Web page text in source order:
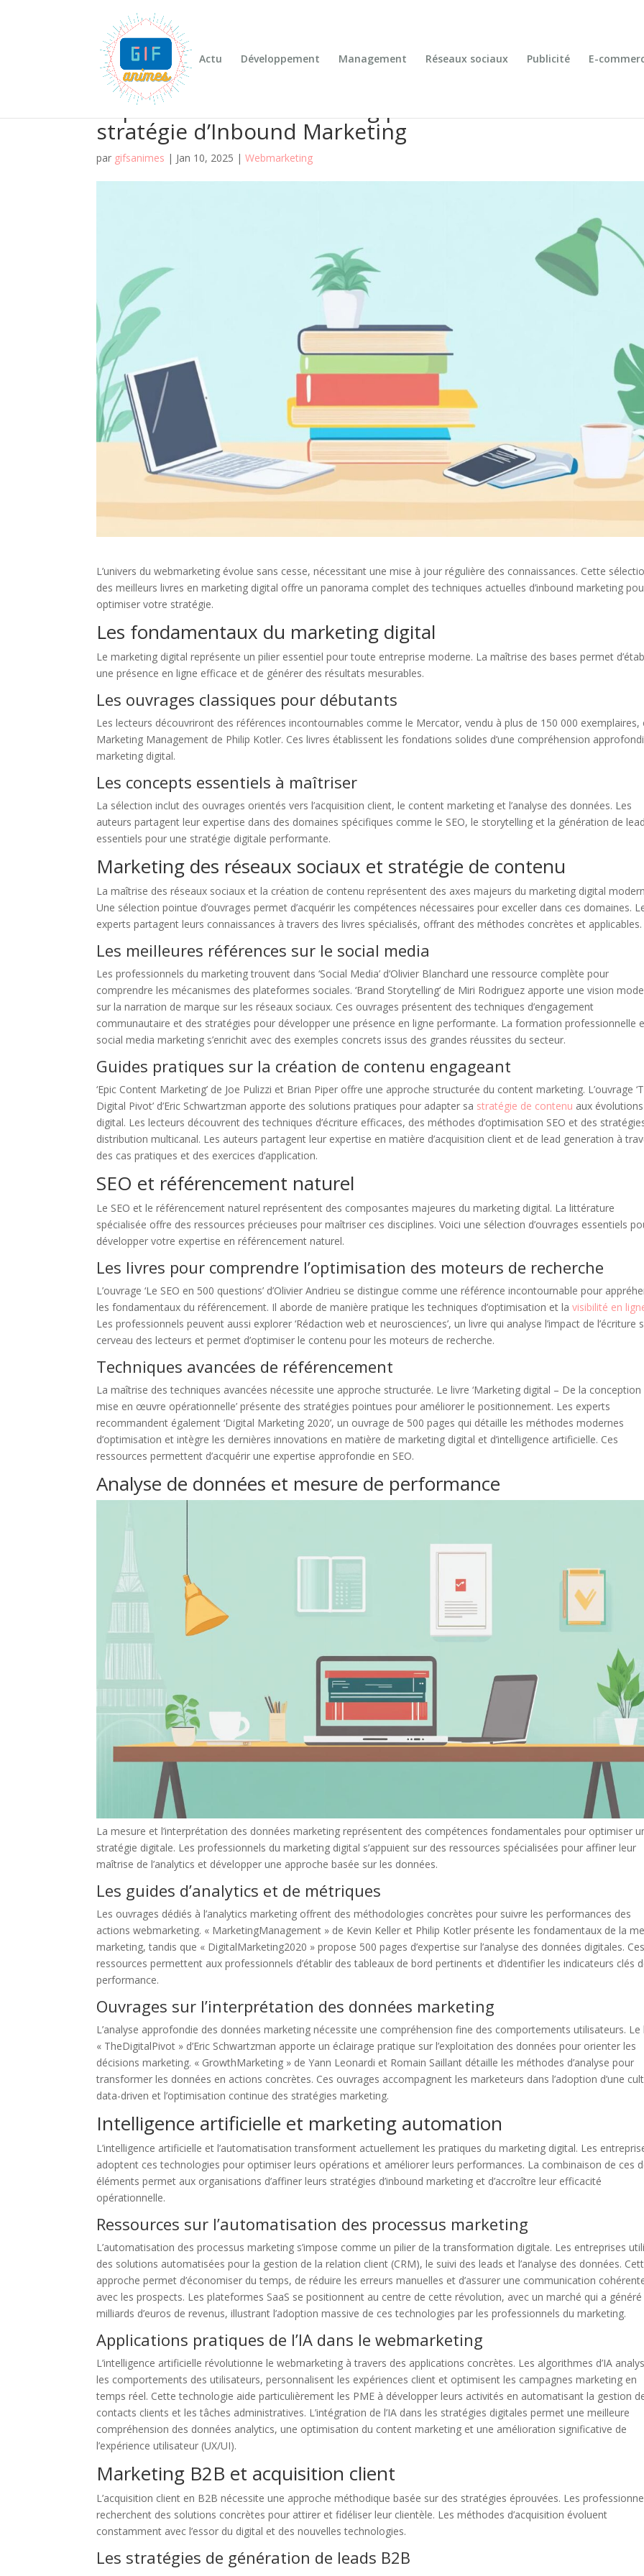
Actu Développement Management Réseaux sociaux Publicité E-
Top 10 livres webmarketing pour transformer votre
stratégie d’Inbound Marketing
par gifsanimes | Jan 10, 2025 |Webmarketing
L’univers du webmarketing évolue sans cesse, nécessitant une mise à jour régulière des connaissances. Cette
des meilleurs livres en marketing digital offre un panorama complet des techniques actuelles d’inbound marketing
optimiser votre stratégie.
Les fondamentaux du marketing digital
Le marketing digital représente un pilier essentiel pour toute entreprise moderne. La maîtrise des bases permet
une présence en ligne efficace et de générer des résultats mesurables.
Les ouvrages classiques pour débutants
Les lecteurs découvriront des références incontournables comme le Mercator, vendu à plus de 150 000 exemplaires,
Marketing Management de Philip Kotler. Ces livres établissent les fondations solides d’une compréhension
marketing digital.
Les concepts essentiels à maîtriser
La sélection inclut des ouvrages orientés vers l’acquisition client, le content marketing et l’analyse des données. Les
auteurs partagent leur expertise dans des domaines spécifiques comme le SEO, le storytelling et la génération de
essentiels pour une stratégie digitale performante.
Marketing des réseaux sociaux et stratégie de contenu
La maîtrise des réseaux sociaux et la création de contenu représentent des axes majeurs du marketing digital
Une sélection pointue d’ouvrages permet d’acquérir les compétences nécessaires pour exceller dans ces domaines.
experts partagent leurs connaissances à travers des livres spécialisés, offrant des méthodes concrètes et applicables.
Les meilleures références sur le social media
Les professionnels du marketing trouvent dans ‘Social Media’ d’Olivier Blanchard une ressource complète pour
comprendre les mécanismes des plateformes sociales. ‘Brand Storytelling’ de Miri Rodriguez apporte une vision
sur la narration de marque sur les réseaux sociaux. Ces ouvrages présentent des techniques d’engagement
communautaire et des stratégies pour développer une présence en ligne performante. La formation professionnelle
social media marketing s’enrichit avec des exemples concrets issus des grandes réussites du secteur.
Guides pratiques sur la création de contenu engageant
‘Epic Content Marketing’ de Joe Pulizzi et Brian Piper offre une approche structurée du content marketing. L’ouvrage
Digital Pivot’ d’Eric Schwartzman apporte des solutions pratiques pour adapter sa stratégie de contenu aux
digital. Les lecteurs découvrent des techniques d’écriture efficaces, des méthodes d’optimisation SEO et des
distribution multicanal. Les auteurs partagent leur expertise en matière d’acquisition client et de lead generation à
des cas pratiques et des exercices d’application.
SEO et référencement naturel
Le SEO et le référencement naturel représentent des composantes majeures du marketing digital. La littérature
spécialisée offre des ressources précieuses pour maîtriser ces disciplines. Voici une sélection d’ouvrages essentiels
développer votre expertise en référencement naturel.
Les livres pour comprendre l’optimisation des moteurs de recherche
L’ouvrage ‘Le SEO en 500 questions’ d’Olivier Andrieu se distingue comme une référence incontournable pour
les fondamentaux du référencement. Il aborde de manière pratique les techniques d’optimisation et lavisibilité en
Les professionnels peuvent aussi explorer ‘Rédaction web et neurosciences’, un livre qui analyse l’impact de l’écriture
cerveau des lecteurs et permet d’optimiser le contenu pour les moteurs de recherche.
Techniques avancées de référencement
La maîtrise des techniques avancées nécessite une approche structurée. Le livre ‘Marketing digital – De la conception
mise en œuvre opérationnelle’ présente des stratégies pointues pour améliorer le positionnement. Les experts
recommandent également ‘Digital Marketing 2020’, un ouvrage de 500 pages qui détaille les méthodes modernes
d’optimisation et intègre les dernières innovations en matière de marketing digital et d’intelligence artificielle. Ces
ressources permettent d’acquérir une expertise approfondie en SEO.
Analyse de données et mesure de performance
La mesure et l’interprétation des données marketing représentent des compétences fondamentales pour optimiser
stratégie digitale. Les professionnels du marketing digital s’appuient sur des ressources spécialisées pour affiner leur
maîtrise de l’analytics et développer une approche basée sur les données.
Les guides d’analytics et de métriques
Les ouvrages dédiés à l’analytics marketing offrent des méthodologies concrètes pour suivre les performances des
actions webmarketing. « MarketingManagement » de Kevin Keller et Philip Kotler présente les fondamentaux de la
marketing, tandis que « DigitalMarketing2020 » propose 500 pages d’expertise sur l’analyse des données digitales. Ces
ressources permettent aux professionnels d’établir des tableaux de bord pertinents et d’identifier les indicateurs clés
performance.
Ouvrages sur l’interprétation des données marketing
L’analyse approfondie des données marketing nécessite une compréhension fine des comportements utilisateurs. Le
« TheDigitalPivot » d’Eric Schwartzman apporte un éclairage pratique sur l’exploitation des données pour orienter les
décisions marketing. « GrowthMarketing » de Yann Leonardi et Romain Saillant détaille les méthodes d’analyse pour
transformer les données en actions concrètes. Ces ouvrages accompagnent les marketeurs dans l’adoption d’une
data-driven et l’optimisation continue des stratégies marketing.
Intelligence artificielle et marketing automation
L’intelligence artificielle et l’automatisation transforment actuellement les pratiques du marketing digital. Les
adoptent ces technologies pour optimiser leurs opérations et améliorer leurs performances. La combinaison de ces
éléments permet aux organisations d’affiner leurs stratégies d’inbound marketing et d’accroître leur efficacité
opérationnelle.
Ressources sur l’automatisation des processus marketing
L’automatisation des processus marketing s’impose comme un pilier de la transformation digitale. Les entreprises
des solutions automatisées pour la gestion de la relation client (CRM), le suivi des leads et l’analyse des données.
approche permet d’économiser du temps, de réduire les erreurs manuelles et d’assurer une communication
avec les prospects. Les plateformes SaaS se positionnent au centre de cette révolution, avec un marché qui a
milliards d’euros de revenus, illustrant l’adoption massive de ces technologies par les professionnels du marketing.
Applications pratiques de l’IA dans le webmarketing
L’intelligence artificielle révolutionne le webmarketing à travers des applications concrètes. Les algorithmes d’IA
les comportements des utilisateurs, personnalisent les expériences client et optimisent les campagnes marketing en
temps réel. Cette technologie aide particulièrement les PME à développer leurs activités en automatisant la gestion
contacts clients et les tâches administratives. L’intégration de l’IA dans les stratégies digitales permet une meilleure
compréhension des données analytics, une optimisation du content marketing et une amélioration significative de
l’expérience utilisateur (UX/UI).
Marketing B2B et acquisition client
L’acquisition client en B2B nécessite une approche méthodique basée sur des stratégies éprouvées. Les
recherchent des solutions concrètes pour attirer et fidéliser leur clientèle. Les méthodes d’acquisition évoluent
constamment avec l’essor du digital et des nouvelles technologies.
Les stratégies de génération de leads B2B